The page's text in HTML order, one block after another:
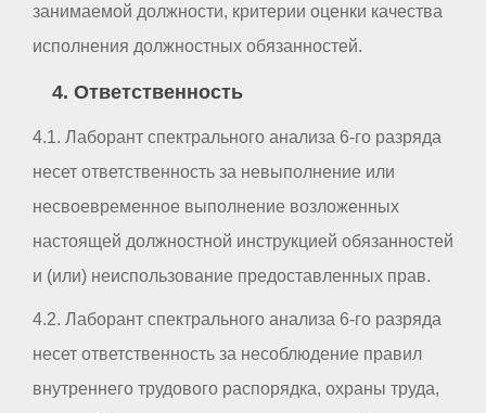
занимаемой должности, критерии оценки качества
исполнения должностных обязанностей.
4. Ответственность
4.1. Лаборант спектрального анализа 6-го разряда
несет ответственность за невыполнение или
несвоевременное выполнение возложенных
настоящей должностной инструкцией обязанностей
и (или) неиспользование предоставленных прав.
4.2. Лаборант спектрального анализа 6-го разряда
несет ответственность за несоблюдение правил
внутреннего трудового распорядка, охраны труда,